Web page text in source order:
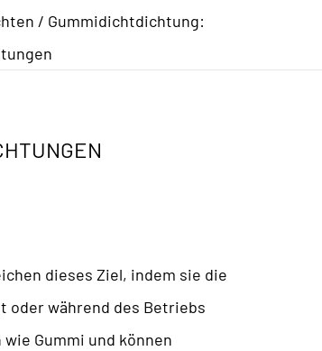
/ Gummidichtdichtung:
dieses Ziel, indem sie die
oder während des Betriebs
Gummi und können